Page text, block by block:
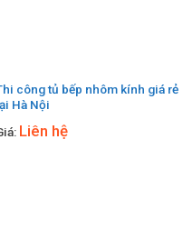
công tủ bếp nhôm kính giá rẻ
Hà Nội
Liên hệ